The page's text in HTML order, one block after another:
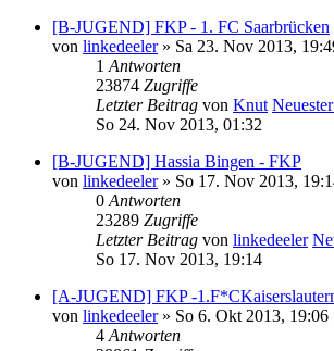
[B-JUGEND] FKP - 1. FC Saarbrücken
von linkedeeler» Sa 23. Nov 2013,
1 Antworten
23874 Zugriffe
Letzter Beitrag von Knut
So 24. Nov 2013, 01:32
[B-JUGEND] Hassia Bingen - FKP
von linkedeeler» So 17. Nov 2013,
0 Antworten
23289 Zugriffe
Letzter Beitrag von linkedeeler
So 17. Nov 2013, 19:14
[A-JUGEND] FKP -
von linkedeeler» So 6. Okt 2013, 19:06
4 Antworten